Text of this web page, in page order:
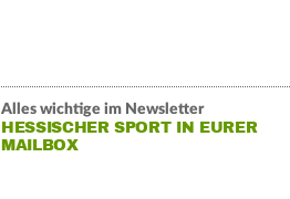
Alles wichtige im Newsletter
HESSISCHER SPORT IN EURER
MAILBOX